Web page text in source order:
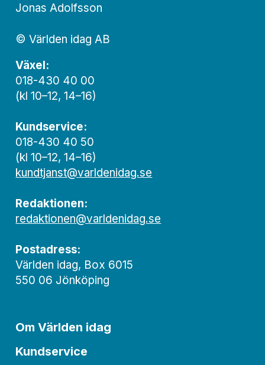
Jonas Adolfsson
© Världen idag AB
Växel:
018-430 40 00
(kl 10–12, 14–16)
Kundservice:
018-430 40 50
(kl 10–12, 14–16)
kundtjanst@varldenidag.se
Redaktionen:
redaktionen@varldenidag.se
Postadress:
Världen idag, Box 6015
550 06 Jönköping
Om Världen idag
Kundservice